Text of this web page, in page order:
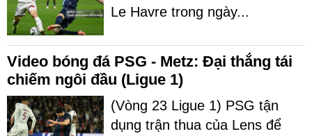
Le Havre trong ngày...
Video bóng đá PSG - Metz: Đại thắng tái
chiếm ngôi đầu (Ligue 1)
(Vòng 23 Ligue 1) PSG tận
dụng trận thua của Lens để